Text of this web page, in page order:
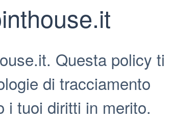
Questa policy ti
di tracciamento
i tuoi diritti in merito.